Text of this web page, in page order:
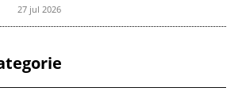
27 jul 2026